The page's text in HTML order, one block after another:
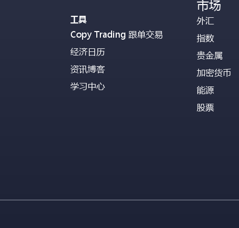
工具
Copy Trading 跟单交易
经济日历
资讯博客
学习中心
市场
外汇
指数
贵金属
加密货币
能源
股票